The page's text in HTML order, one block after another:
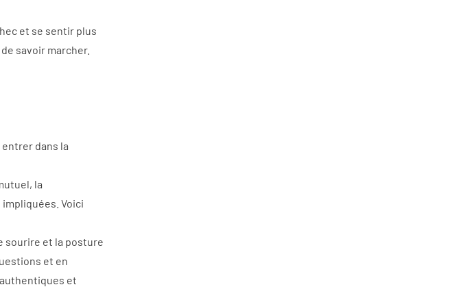
et se sentir plus
savoir marcher.
entrer dans la
la
Voici
sourire et la posture
et en
et